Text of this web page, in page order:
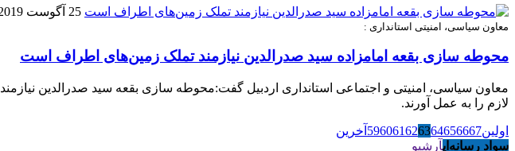
25 آگوست 2019
معاون سیاسی، امنیتی استانداری :
محوطه سازی بقعه امامزاده سید صدرالدین نیازمند تملک زمین‌های اطراف است
معاون سیاسی، امنیتی و اجتماعی استانداری اردبیل گفت:محوطه سازی بقعه سید صدرالدین
لازم را به عمل آورند.
اولین 596061626364656667
آخرین
سواد رسانه‌ایآرشیو